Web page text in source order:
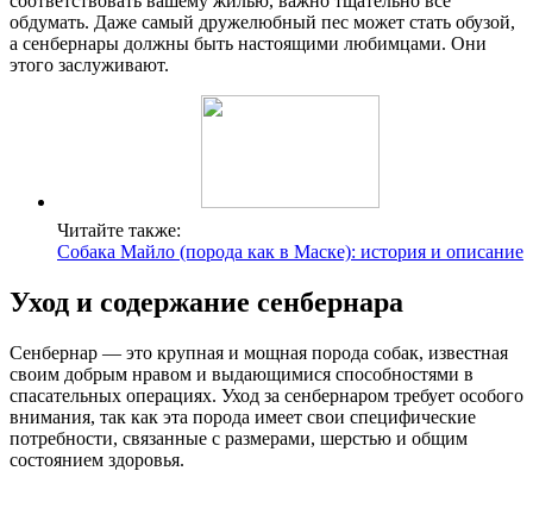
обдумать. Даже самый дружелюбный пес может стать обузой,
а сенбернары должны быть настоящими любимцами. Они
этого заслуживают.
Читайте также:
Собака Майло (порода как в Маске): история и описание
Уход и содержание сенбернара
Сенбернар — это крупная и мощная порода собак, известная
своим добрым нравом и выдающимися способностями в
спасательных операциях. Уход за сенбернаром требует особого
внимания, так как эта порода имеет свои специфические
потребности, связанные с размерами, шерстью и общим
состоянием здоровья.